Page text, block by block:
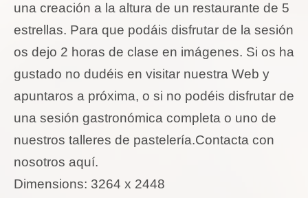
una creación a la altura de un restaurante de 5
estrellas. Para que podáis disfrutar de la sesión
os dejo 2 horas de clase en imágenes. Si os ha
gustado no dudéis en visitar nuestra Web y
apuntaros a próxima, o si no podéis disfrutar de
una sesión gastronómica completa o uno de
nuestros talleres de pastelería.Contacta con
nosotros aquí.
Dimensions: 3264 x 2448